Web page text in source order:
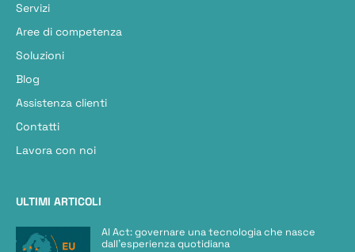
Servizi
Aree di competenza
Soluzioni
Blog
Assistenza clienti
Contatti
Lavora con noi
ULTIMI ARTICOLI
AI Act: governare una tecnologia che nasce
dall’esperienza quotidiana